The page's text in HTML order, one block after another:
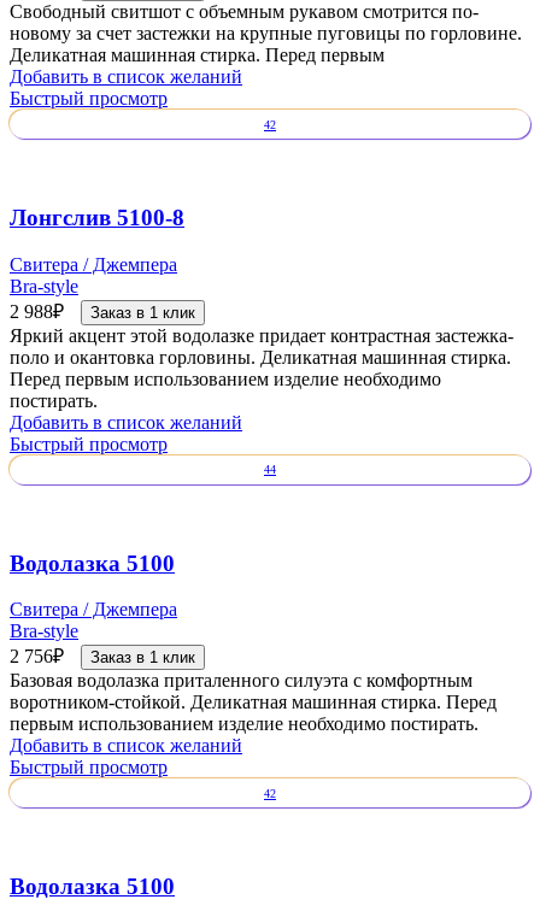
Свободный свитшот с объемным рукавом смотрится по-
новому за счет застежки на крупные пуговицы по горловине.
Деликатная машинная стирка. Перед первым
Добавить в список желаний
Быстрый просмотр
42
Лонгслив 5100-8
Свитера / Джемпера
Bra-style
2 988₽ Заказ в 1 клик
Яркий акцент этой водолазке придает контрастная застежка-
поло и окантовка горловины. Деликатная машинная стирка.
Перед первым использованием изделие необходимо
постирать.
Добавить в список желаний
Быстрый просмотр
44
Водолазка 5100
Свитера / Джемпера
Bra-style
2 756₽ Заказ в 1 клик
Базовая водолазка приталенного силуэта с комфортным
воротником-стойкой. Деликатная машинная стирка. Перед
первым использованием изделие необходимо постирать.
Добавить в список желаний
Быстрый просмотр
42
Водолазка 5100